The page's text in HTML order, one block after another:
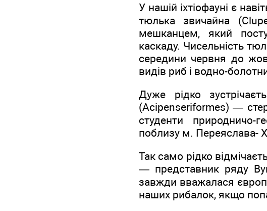
У нашій іхтіофауні є
тюлька звичайна
мешканцем, який
каскаду. Чисельність
середини червня до
видів риб і водно-
Дуже рідко
(Acipenseriformes) —
студенти природничо-
поблизу м. Переяслава-
Так само рідко
— представник ряду
завжди вважалася
наших рибалок, якщо